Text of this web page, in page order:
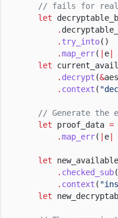
// fails for
let
.
. try_into()
.map_err( e
let
. decrypt (&
. context (
// Generate the
let
proof_data =
.map_err( e
let new_available
. checked_sub
. context (
let